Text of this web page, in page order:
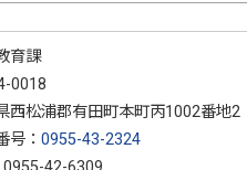
育課
0018
西松浦郡有田町本町丙1002番地2
号： 0955-43-2324